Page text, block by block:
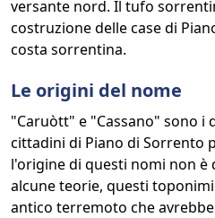
versante nord. Il tufo
costruzione delle case di
costa sorrentina.
Le origini del nome
"Caruòtt" e "Cassano" sono i
cittadini di Piano di Sorrento
l'origine di questi nomi non è
alcune teorie, questi
antico terremoto che